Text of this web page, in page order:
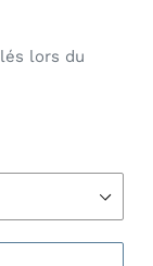
lors du